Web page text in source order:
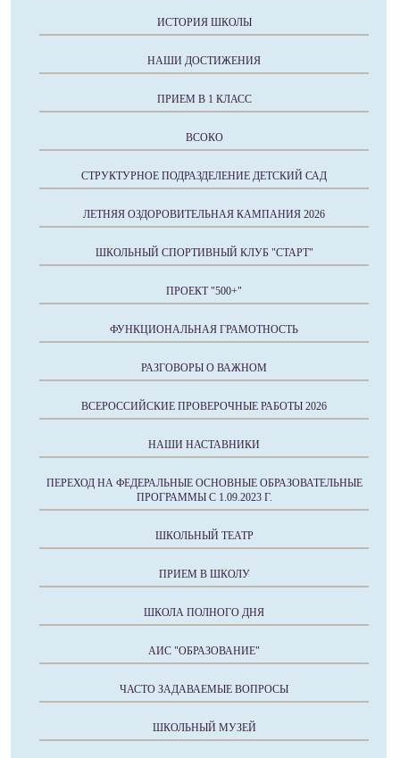
ИСТОРИЯ ШКОЛЫ
НАШИ ДОСТИЖЕНИЯ
ПРИЕМ В 1 КЛАСС
ВСОКО
СТРУКТУРНОЕ ПОДРАЗДЕЛЕНИЕ ДЕТСКИЙ САД
ЛЕТНЯЯ ОЗДОРОВИТЕЛЬНАЯ КАМПАНИЯ 2026
ШКОЛЬНЫЙ СПОРТИВНЫЙ КЛУБ "СТАРТ"
ПРОЕКТ "500+"
ФУНКЦИОНАЛЬНАЯ ГРАМОТНОСТЬ
РАЗГОВОРЫ О ВАЖНОМ
ВСЕРОССИЙСКИЕ ПРОВЕРОЧНЫЕ РАБОТЫ 2026
НАШИ НАСТАВНИКИ
ПЕРЕХОД НА ФЕДЕРАЛЬНЫЕ ОСНОВНЫЕ ОБРАЗОВАТЕЛЬНЫЕ
ПРОГРАММЫ С 1.09.2023 Г.
ШКОЛЬНЫЙ ТЕАТР
ПРИЕМ В ШКОЛУ
ШКОЛА ПОЛНОГО ДНЯ
АИС "ОБРАЗОВАНИЕ"
ЧАСТО ЗАДАВАЕМЫЕ ВОПРОСЫ
ШКОЛЬНЫЙ МУЗЕЙ